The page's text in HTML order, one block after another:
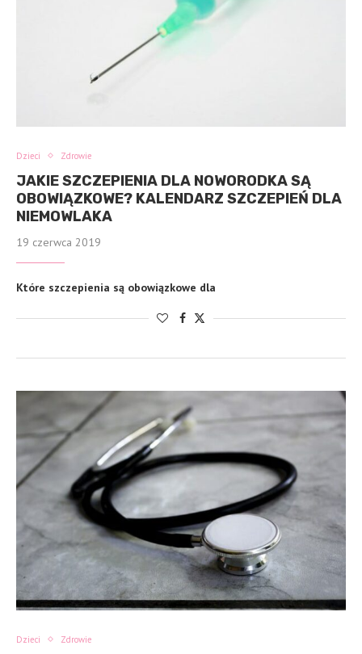
Dzieci Zdrowie
JAKIE SZCZEPIENIA DLA NOWORODKA SĄ
OBOWIĄZKOWE? KALENDARZ SZCZEPIEŃ DLA
NIEMOWLAKA
19 czerwca 2019
Które szczepienia są obowiązkowe dla
Dzieci Zdrowie